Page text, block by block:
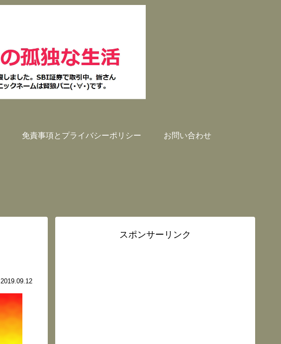
免責事項とプライバシーポリシー お問い合わせ
2019.09.12
スポンサーリンク